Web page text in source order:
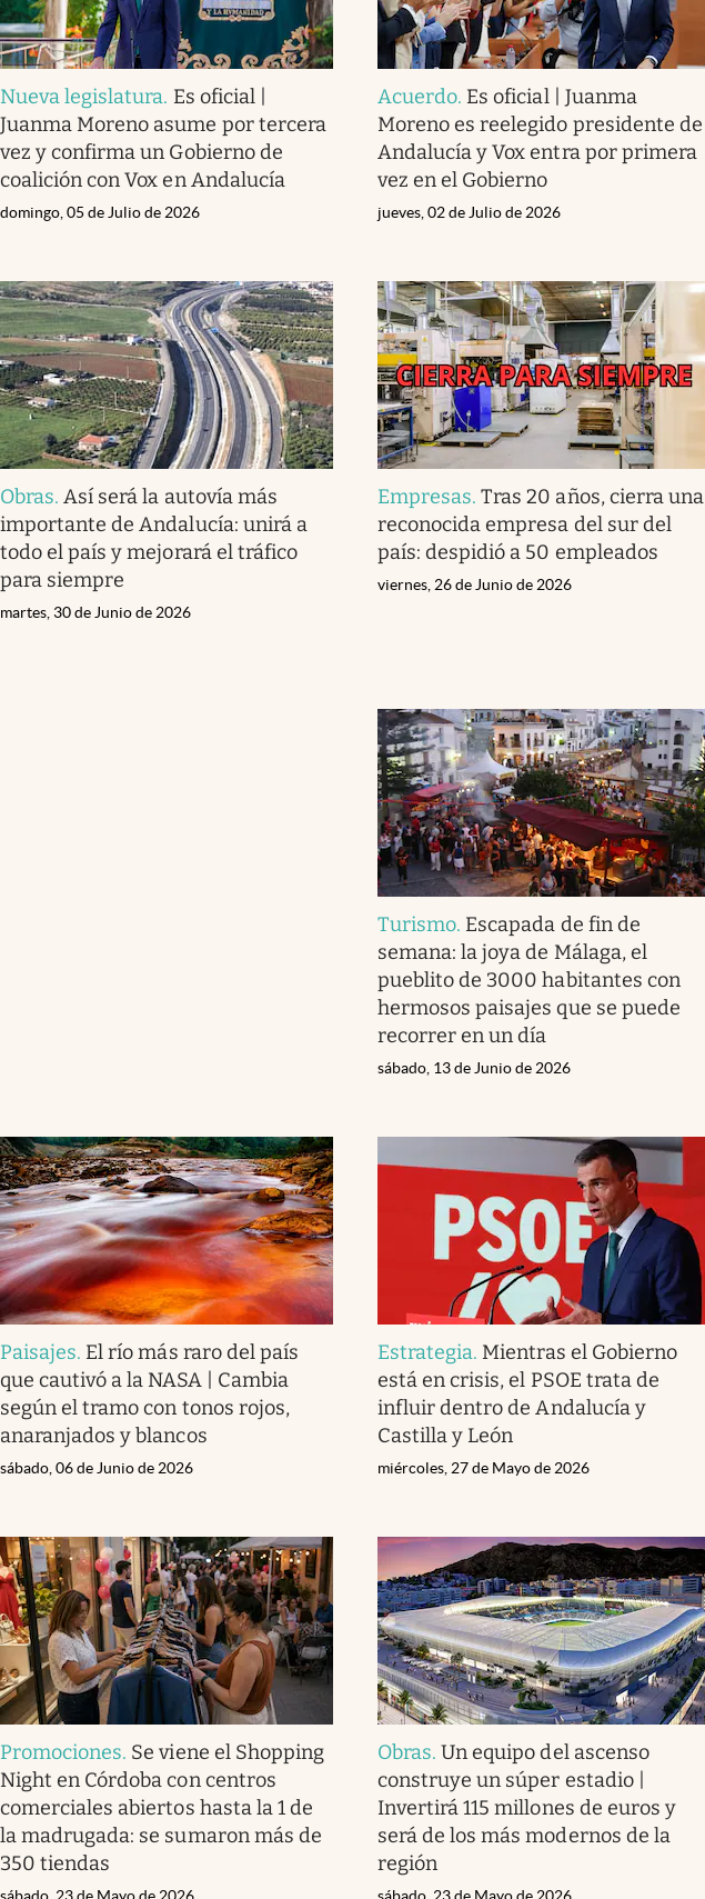
Nueva legislatura. Es oficial |
Juanma Moreno asume por tercera
vez y confirma un Gobierno de
coalición con Vox en Andalucía
domingo, 05 de Julio de 2026
Acuerdo. Es oficial | Juanma
Moreno es reelegido presidente de
Andalucía y Vox entra por primera
vez en el Gobierno
jueves, 02 de Julio de 2026
Obras.Así será la autovía más
importante de Andalucía: unirá a
todo el país y mejorará el tráfico
para siempre
martes, 30 de Junio de 2026
Empresas.Tras 20 años, cierra una
reconocida empresa del sur del
país: despidió a 50 empleados
viernes, 26 de Junio de 2026
Turismo. Escapada de fin de
semana: la joya de Málaga, el
pueblito de 3000 habitantes con
hermosos paisajes que se puede
recorrer en un día
sábado, 13 de Junio de 2026
Paisajes. El río más raro del país
que cautivó a la NASA | Cambia
según el tramo con tonos rojos,
anaranjados y blancos
sábado, 06 de Junio de 2026
Estrategia. Mientras el Gobierno
está en crisis, el PSOE trata de
influir dentro de Andalucía y
Castilla y León
miércoles, 27 de Mayo de 2026
Promociones. Se viene el Shopping
Night en Córdoba con centros
comerciales abiertos hasta la 1 de
la madrugada: se sumaron más de
350 tiendas
sábado, 23 de Mayo de 2026
Obras.Un equipo del ascenso
construye un súper estadio |
Invertirá 115 millones de euros y
será de los más modernos de la
región
sábado, 23 de Mayo de 2026